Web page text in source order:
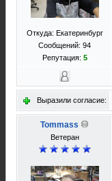
Откуда: Екатеринбург
Сообщений: 94
Репутация: 5
Выразили согласие:
Tommass
Ветеран